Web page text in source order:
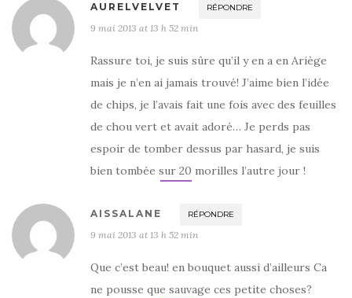
AURELVELVET RÉPONDRE
9 mai 2013 at 13 h 52 min
Rassure toi, je suis sûre qu’il y en a en Ariège
mais je n’en ai jamais trouvé! J’aime bien l’idée
de chips, je l’avais fait une fois avec des feuilles
de chou vert et avait adoré… Je perds pas
espoir de tomber dessus par hasard, je suis
bien tombée sur 20 morilles l’autre jour !
AISSALANE RÉPONDRE
9 mai 2013 at 13 h 52 min
Que c’est beau! en bouquet aussi d’ailleurs Ca
ne pousse que sauvage ces petite choses?